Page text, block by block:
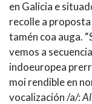
en Galicia e
recolle a
tamén coa auga.
vemos a secuencia
indoeuropea
moi rendible en
vocalización /a/: